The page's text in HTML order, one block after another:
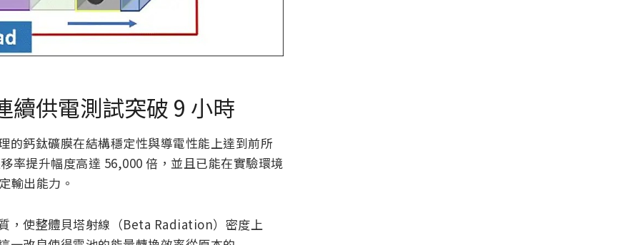
續供電測試突破 9 小時
的鈣鈦礦膜在結構穩定性與導電性能上達到前所
率提升幅度高達 56,000 倍，並且已能在實驗環境
輸出能力。
，使整體貝塔射線（Beta Radiation）密度上